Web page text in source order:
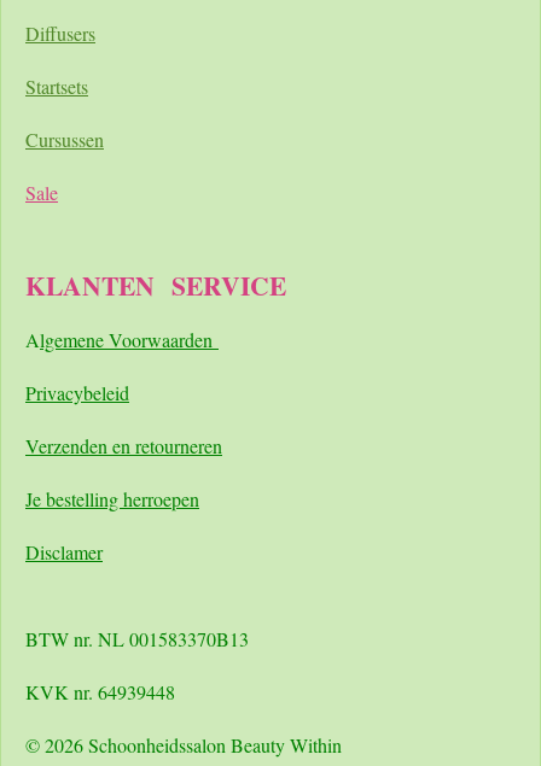
Diffusers
Startsets
Cursussen
Sale
KLANTEN SERVICE
Algemene Voorwaarden
Privacybeleid
Verzenden en retourneren
Je bestelling herroepen
Disclamer
BTW nr. NL 001583370B13
KVK nr. 64939448
© 2026 Schoonheidssalon Beauty Within